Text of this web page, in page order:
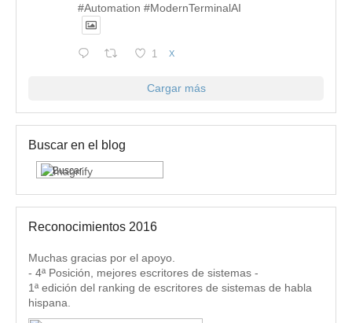
#Automation #ModernTerminalAI
1 X
Cargar más
Buscar en el blog
Reconocimientos 2016
Muchas gracias por el apoyo.
- 4ª Posición, mejores escritores de sistemas -
1ª edición del ranking de escritores de sistemas de habla
hispana.